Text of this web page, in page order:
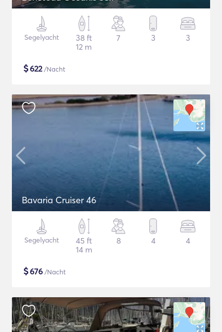
Segelyacht
38 ft
12 m
7 3 3
$622/Nacht
Bavaria Cruiser 46
Segelyacht
45 ft
14 m
8 4 4
$676 /Nacht